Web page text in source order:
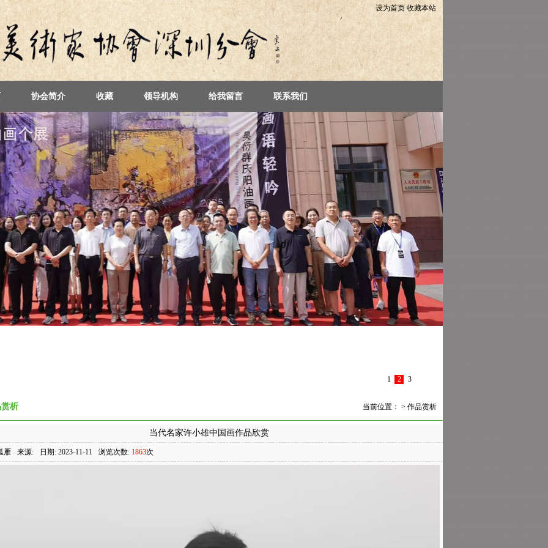
设为首页 收藏本站
协会简介 收藏 领导机构 给我留言 联系我们
1 2 3
析 当前位置： > 作品赏析
当代名家许小雄中国画作品欣赏
雁 来源: 日期: 2023-11-11 浏览次数: 1863次